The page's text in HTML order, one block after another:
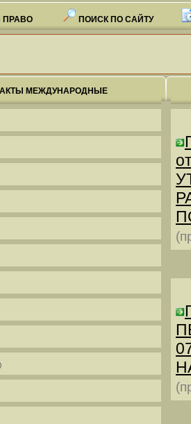
ПРАВО ПОИСК ПО САЙТУ
МЕЖДУНАРОДНЫЕ